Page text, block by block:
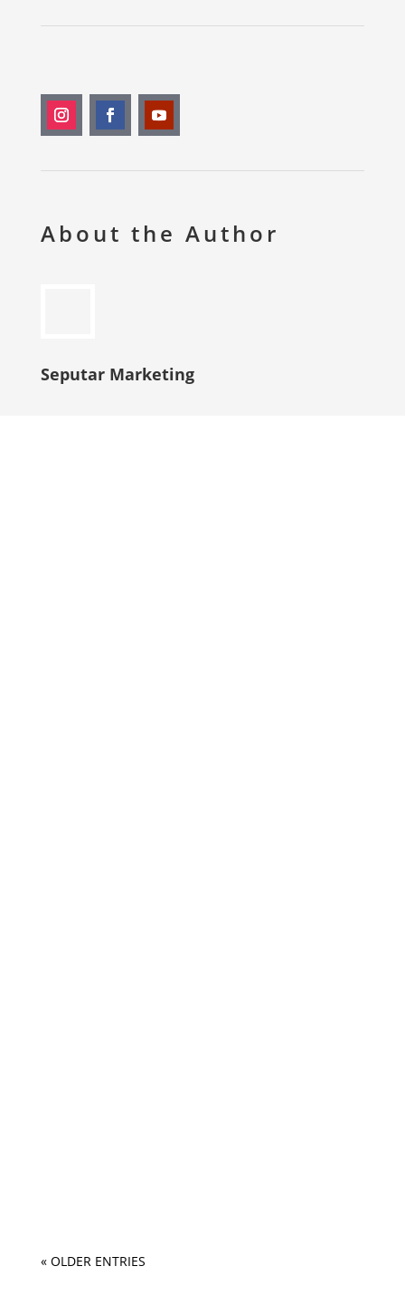
About the Author
Seputar Marketing
« OLDER ENTRIES